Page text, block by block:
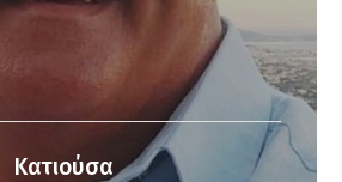
Κατιούσα